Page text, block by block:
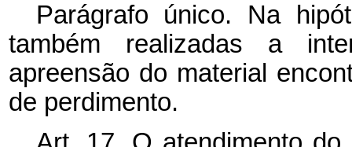
Parágrafo único. Na
também realizadas a
apreensão do material
de perdimento.